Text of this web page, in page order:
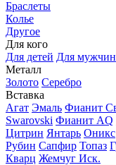
Браслеты
Колье
Другое
Для кого
Для детей Для мужчин
Металл
Золото Серебро
Вставка
Агат Эмаль Фианит
Swarovski Фианит AQ
Цитрин Янтарь Оникс
Рубин Сапфир Топаз
Кварц Жемчуг Иск.